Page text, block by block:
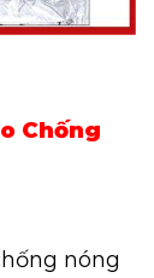
Chống
nóng